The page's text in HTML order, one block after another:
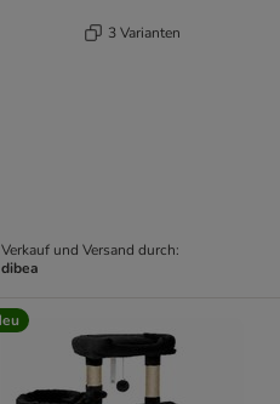
3 Varianten
Verkauf und Versand durch:
dibea